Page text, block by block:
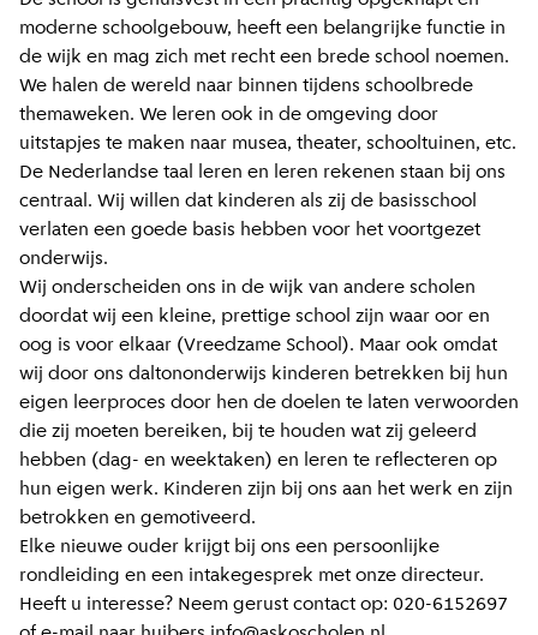
moderne schoolgebouw, heeft een belangrijke functie in
de wijk en mag zich met recht een brede school noemen.
We halen de wereld naar binnen tijdens schoolbrede
themaweken. We leren ook in de omgeving door
uitstapjes te maken naar musea, theater, schooltuinen, etc.
De Nederlandse taal leren en leren rekenen staan bij ons
centraal. Wij willen dat kinderen als zij de basisschool
verlaten een goede basis hebben voor het voortgezet
onderwijs.
Wij onderscheiden ons in de wijk van andere scholen
doordat wij een kleine, prettige school zijn waar oor en
oog is voor elkaar (Vreedzame School). Maar ook omdat
wij door ons daltononderwijs kinderen betrekken bij hun
eigen leerproces door hen de doelen te laten verwoorden
die zij moeten bereiken, bij te houden wat zij geleerd
hebben (dag- en weektaken) en leren te reflecteren op
hun eigen werk. Kinderen zijn bij ons aan het werk en zijn
betrokken en gemotiveerd.
Elke nieuwe ouder krijgt bij ons een persoonlijke
rondleiding en een intakegesprek met onze directeur.
Heeft u interesse? Neem gerust contact op: 020-6152697